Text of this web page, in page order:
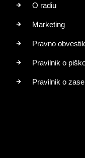
O radiu
Marketing
Pravno
Pravilnik o
Pravilnik o